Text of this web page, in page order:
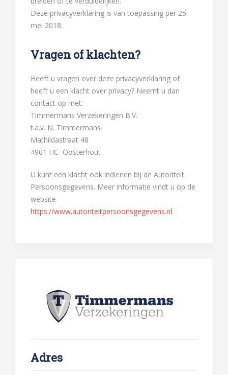
Deze privacyverklaring is van toepassing per 25
mei 2018.
Vragen of klachten?
Heeft u vragen over deze privacyverklaring of
heeft u een klacht over privacy? Neemt u dan
contact op met:
Timmermans Verzekeringen B.V.
t.a.v. N. Timmermans
Mathildastraat 48
4901 HC Oosterhout
U kunt een klacht ook indienen bij de Autoriteit
Persoonsgegevens. Meer informatie vindt u op de
website
https://www.autoriteitpersoonsgegevens.nl
Adres